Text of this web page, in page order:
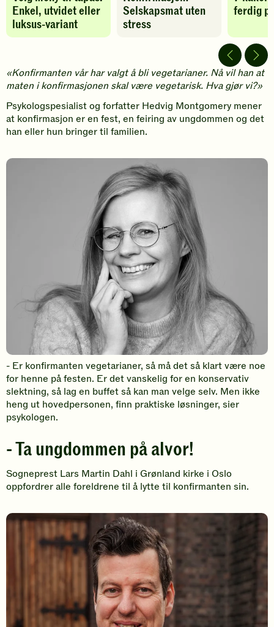
Enkel, utvidet eller
luksus-variant
-
legg
favoritter
Selskapsmat uten
stress
ferdig
«Konfirmanten vår har valgt å bli vegetarianer. Nå vil han at
maten i konfirmasjonen skal være vegetarisk. Hva gjør vi?»
Psykologspesialist og forfatter Hedvig Montgomery mener
at konfirmasjon er en fest, en feiring av ungdommen og det
han eller hun bringer til familien.
- Er konfirmanten vegetarianer, så må det så klart være noe
for henne på festen. Er det vanskelig for en konservativ
slektning, så lag en buffet så kan man velge selv. Men ikke
heng ut hovedpersonen, finn praktiske løsninger, sier
psykologen.
- Ta ungdommen på alvor!
Sogneprest Lars Martin Dahl i Grønland kirke i Oslo
oppfordrer alle foreldrene til å lytte til konfirmanten sin.